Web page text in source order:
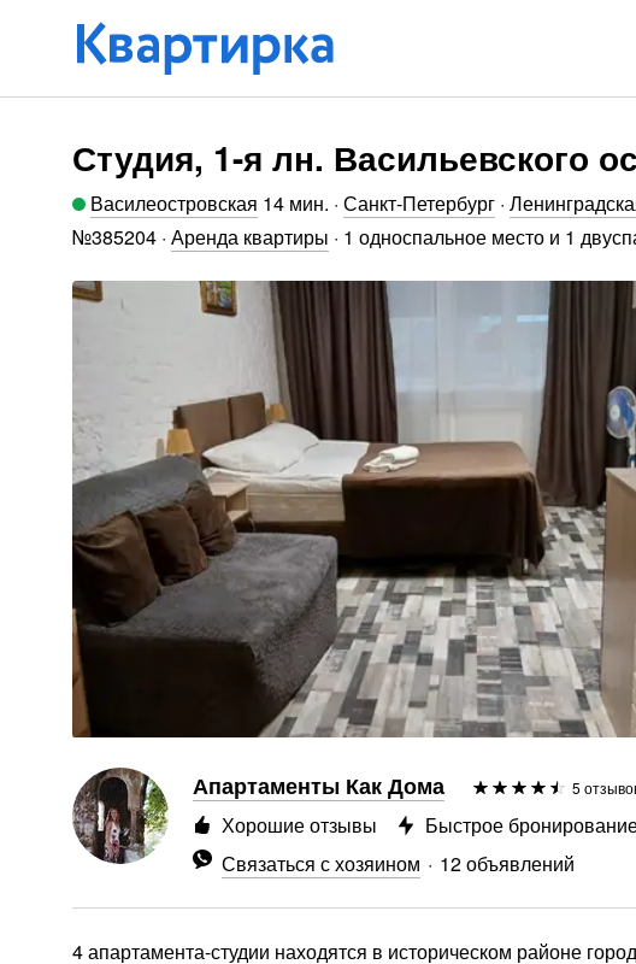
Студия, 1-я лн. Васильевского
Василеостровская 14 мин. · Санкт-Петербург ·
№385204 · Аренда квартиры · 1 односпальное место и 1
Апартаменты Как Дома 5
Связаться с хозяином 12 объявлений
Хорошие отзывы Быстрое
4 апартамента-студии находятся в историческом районе